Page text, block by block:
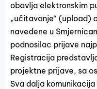
obavlja elektronskim
„učitavanje“ (upload)
navedene u
podnosilac prijave
Registracija
projektne prijave, sa
Sva dalja